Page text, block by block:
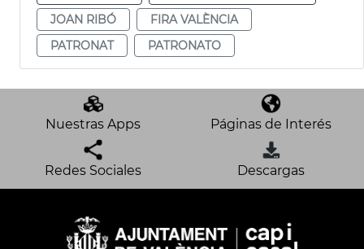
JOAN RIBÓ
FIRA VALÈNCIA
PATRONAT
PATRONATO
Nuestras Apps Páginas de Interés
Redes Sociales Descargas